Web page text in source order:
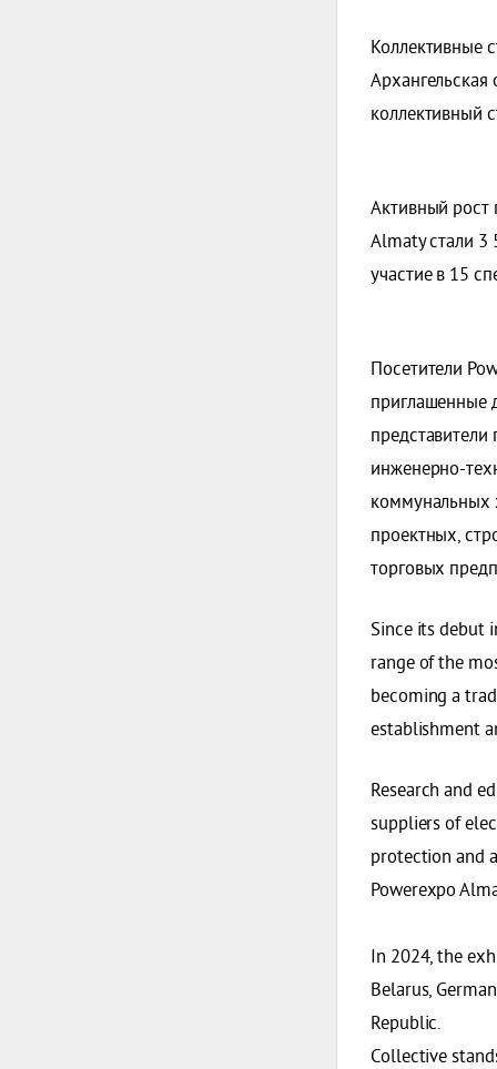
Коллективные
Архангельская
коллективный
Активный рост
Almaty стали 3
участие в 15
Посетители
приглашенные
инженерно-
коммунальных
проектных,
торговых
Since its debut
range of the
becoming a
establishment
Research and
suppliers of
protection and
Powerexpo
In 2024, the
Belarus,
Republic.
Collective